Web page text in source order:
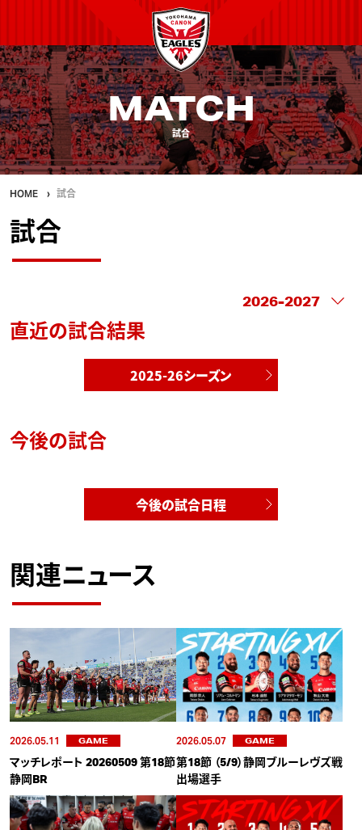
MATCH
試合
HOME 試合
試合
直近の試合結果
2025-26シーズン
今後の試合
今後の試合日程
関連ニュース
2026.05.11 GAME
マッチレポート 20260509 第18節
静岡BR
2026.05.07 GAME
第18節 （5/9）静岡ブルーレヴズ戦
出場選手